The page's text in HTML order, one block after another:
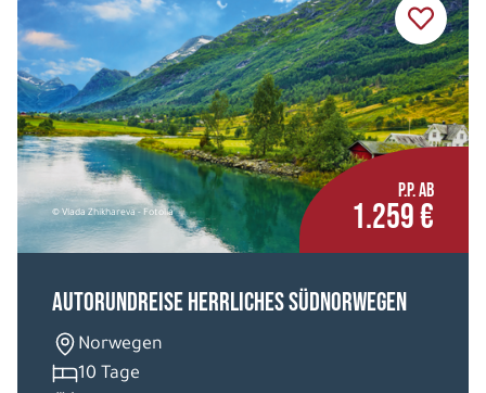
© Vlada Zhikhareva - Fotolia
P.P. AB
1.259 €
Autorundreise Herrliches Südnorwegen
Norwegen
10 Tage